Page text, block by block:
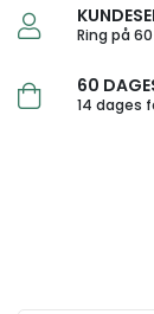
Ring på 60
60
14 dages